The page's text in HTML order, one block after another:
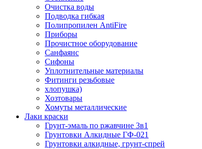
Очистка воды
Подводка гибкая
Полипропилен AntiFire
Приборы
Прочистное оборудование
Санфаянс
Сифоны
Уплотнительные материалы
Фитинги резьбовые
хлопушка)
Хозтовары
Хомуты металлические
Лаки краски
Грунт-эмаль по ржавчине 3в1
Грунтовки Алкидные ГФ-021
Грунтовки алкидные, грунт-спрей